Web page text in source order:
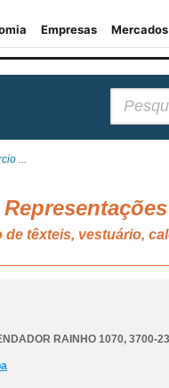
...
têxteis, vestuário,
RAINHO 1070, 3700-